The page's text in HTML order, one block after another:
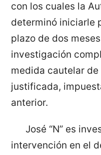
con los cuales la
determinó iniciarle
plazo de dos
investigación
medida cautelar
justificada,
anterior.
José “N” es
intervención en el